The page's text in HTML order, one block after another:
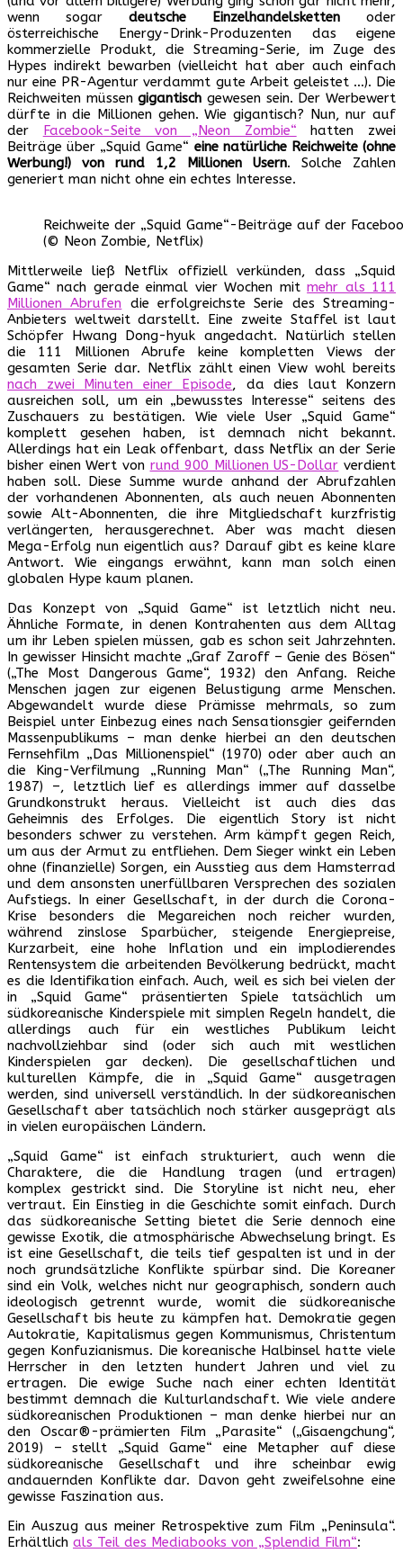
wenn sogar deutsche Einzelhandelsketten oder
österreichische Energy-Drink-Produzenten das eigene
kommerzielle Produkt, die Streaming-Serie, im Zuge des
Hypes indirekt bewarben (vielleicht hat aber auch einfach
nur eine PR-Agentur verdammt gute Arbeit geleistet …). Die
Reichweiten müssengigantisch gewesen sein. Der Werbewert
dürfte in die Millionen gehen. Wie gigantisch? Nun, nur auf
der Facebook-Seite von „Neon Zombie“ hatten zwei
Beiträge über „Squid Game“ eine natürliche Reichweite (ohne
Werbung!) von rund 1,2 Millionen Usern. Solche Zahlen
generiert man nicht ohne ein echtes Interesse.
Reichweite der „Squid Game“-Beiträge auf der
(© Neon Zombie, Netflix)
Mittlerweile ließ Netflix offiziell verkünden, dass „Squid
Game“ nach gerade einmal vier Wochen mitmehr als 111
Millionen Abrufen die erfolgreichste Serie des Streaming-
Anbieters weltweit darstellt. Eine zweite Staffel ist laut
Schöpfer Hwang Dong-hyuk angedacht. Natürlich stellen
die 111 Millionen Abrufe keine kompletten Views der
gesamten Serie dar. Netflix zählt einen View wohl bereits
nach zwei Minuten einer Episode, da dies laut Konzern
ausreichen soll, um ein „bewusstes Interesse“ seitens des
Zuschauers zu bestätigen. Wie viele User „Squid Game“
komplett gesehen haben, ist demnach nicht bekannt.
Allerdings hat ein Leak offenbart, dass Netflix an der Serie
bisher einen Wert von rund 900 Millionen US-Dollar verdient
haben soll. Diese Summe wurde anhand der Abrufzahlen
der vorhandenen Abonnenten, als auch neuen Abonnenten
sowie Alt-Abonnenten, die ihre Mitgliedschaft kurzfristig
verlängerten, herausgerechnet. Aber was macht diesen
Mega-Erfolg nun eigentlich aus? Darauf gibt es keine klare
Antwort. Wie eingangs erwähnt, kann man solch einen
globalen Hype kaum planen.
Das Konzept von „Squid Game“ ist letztlich nicht neu.
Ähnliche Formate, in denen Kontrahenten aus dem Alltag
um ihr Leben spielen müssen, gab es schon seit Jahrzehnten.
In gewisser Hinsicht machte „Graf Zaroff – Genie des Bösen“
(„The Most Dangerous Game“, 1932) den Anfang. Reiche
Menschen jagen zur eigenen Belustigung arme Menschen.
Abgewandelt wurde diese Prämisse mehrmals, so zum
Beispiel unter Einbezug eines nach Sensationsgier geifernden
Massenpublikums – man denke hierbei an den deutschen
Fernsehfilm „Das Millionenspiel“ (1970) oder aber auch an
die King-Verfilmung „Running Man“ („The Running Man“,
1987) –, letztlich lief es allerdings immer auf dasselbe
Grundkonstrukt heraus. Vielleicht ist auch dies das
Geheimnis des Erfolges. Die eigentlich Story ist nicht
besonders schwer zu verstehen. Arm kämpft gegen Reich,
um aus der Armut zu entfliehen. Dem Sieger winkt ein Leben
ohne (finanzielle) Sorgen, ein Ausstieg aus dem Hamsterrad
und dem ansonsten unerfüllbaren Versprechen des sozialen
Aufstiegs. In einer Gesellschaft, in der durch die Corona-
Krise besonders die Megareichen noch reicher wurden,
während zinslose Sparbücher, steigende Energiepreise,
Kurzarbeit, eine hohe Inflation und ein implodierendes
Rentensystem die arbeitenden Bevölkerung bedrückt, macht
es die Identifikation einfach. Auch, weil es sich bei vielen der
in „Squid Game“ präsentierten Spiele tatsächlich um
südkoreanische Kinderspiele mit simplen Regeln handelt, die
allerdings auch für ein westliches Publikum leicht
nachvollziehbar sind (oder sich auch mit westlichen
Kinderspielen gar decken). Die gesellschaftlichen und
kulturellen Kämpfe, die in „Squid Game“ ausgetragen
werden, sind universell verständlich. In der südkoreanischen
Gesellschaft aber tatsächlich noch stärker ausgeprägt als
in vielen europäischen Ländern.
„Squid Game“ ist einfach strukturiert, auch wenn die
Charaktere, die die Handlung tragen (und ertragen)
komplex gestrickt sind. Die Storyline ist nicht neu, eher
vertraut. Ein Einstieg in die Geschichte somit einfach. Durch
das südkoreanische Setting bietet die Serie dennoch eine
gewisse Exotik, die atmosphärische Abwechselung bringt. Es
ist eine Gesellschaft, die teils tief gespalten ist und in der
noch grundsätzliche Konflikte spürbar sind. Die Koreaner
sind ein Volk, welches nicht nur geographisch, sondern auch
ideologisch getrennt wurde, womit die südkoreanische
Gesellschaft bis heute zu kämpfen hat. Demokratie gegen
Autokratie, Kapitalismus gegen Kommunismus, Christentum
gegen Konfuzianismus. Die koreanische Halbinsel hatte viele
Herrscher in den letzten hundert Jahren und viel zu
ertragen. Die ewige Suche nach einer echten Identität
bestimmt demnach die Kulturlandschaft. Wie viele andere
südkoreanischen Produktionen – man denke hierbei nur an
den Oscar®-prämierten Film „Parasite“ („Gisaengchung“,
2019) – stellt „Squid Game“ eine Metapher auf diese
südkoreanische Gesellschaft und ihre scheinbar ewig
andauernden Konflikte dar. Davon geht zweifelsohne eine
gewisse Faszination aus.
Ein Auszug aus meiner Retrospektive zum Film „Peninsula“.
Erhältlich als Teil des Mediabooks von „Splendid Film“: